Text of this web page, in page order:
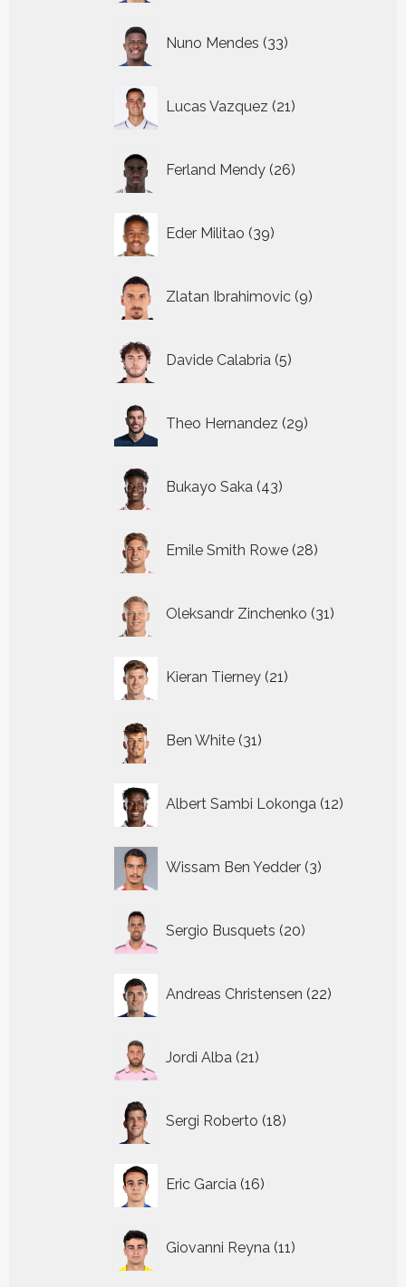
Nuno Mendes 33
producten
Lucas Vazquez 21
producten
Ferland Mendy 26
producten
Eder Militao 39
producten
Zlatan Ibrahimovic 9
producten
Davide Calabria 5
producten
Theo Hernandez 29
producten
Bukayo Saka 43
producten
Emile Smith Rowe 28
producten
Oleksandr Zinchenko 31
producten
Kieran Tierney 21
producten
Ben White 31
producten
Albert Sambi Lokonga 12
Wissam Ben Yedder 3
producten
Sergio Busquets 20
producten
Andreas Christensen 22
producten
Jordi Alba 21
producten
Sergi Roberto 18
producten
Eric Garcia 16
producten
Giovanni Reyna 11
producten